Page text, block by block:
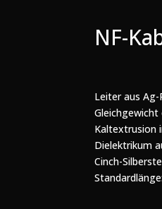
NF-
Leiter aus
Kaltextrusion
Dielektrikum
Cinch-